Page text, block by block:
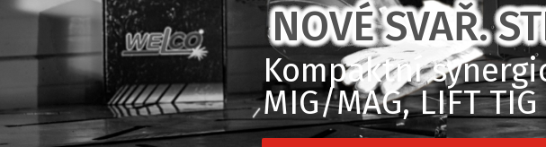
NOVÉ SVAŘ.
Kompaktní
MIG/MAG, LIFT